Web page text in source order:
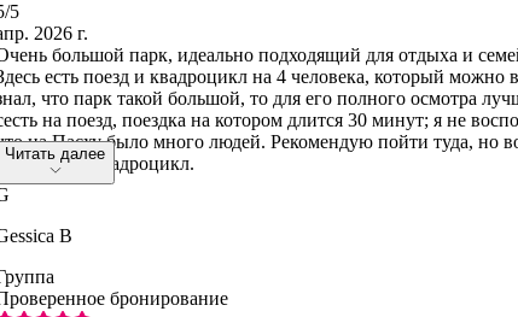
/5
2026 г.
большой парк, идеально подходящий для отдыха и
есть поезд и квадроцикл на 4 человека, который можно
что парк такой большой, то для его полного осмотра
на поезд, поездка на котором длится 30 минут; я не
на Пасху было много людей. Рекомендую пойти туда, но
квадроцикл.
Читать далее
B
бронирование